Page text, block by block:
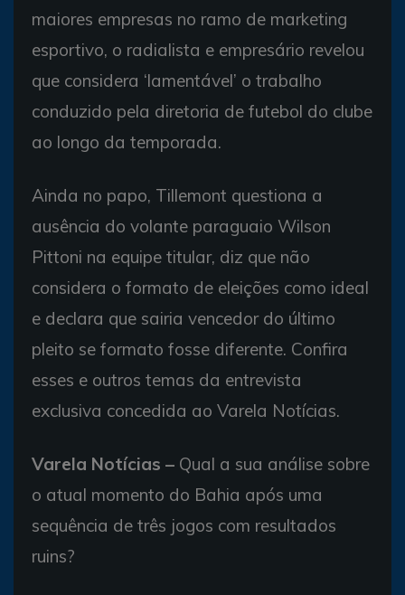
maiores empresas no ramo de marketing
esportivo, o radialista e empresário revelou
que considera ‘lamentável’ o trabalho
conduzido pela diretoria de futebol do clube
ao longo da temporada.
Ainda no papo, Tillemont questiona a
ausência do volante paraguaio Wilson
Pittoni na equipe titular, diz que não
considera o formato de eleições como ideal
e declara que sairia vencedor do último
pleito se formato fosse diferente. Confira
esses e outros temas da entrevista
exclusiva concedida ao Varela Notícias.
Varela Notícias – Qual a sua análise sobre
o atual momento do Bahia após uma
sequência de três jogos com resultados
ruins?